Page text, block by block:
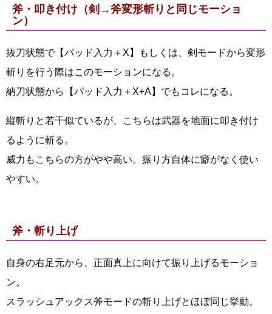
斧・叩き付け（剣→斧変形斬りと同じモーショ
ン）
抜刀状態で【パッド入力＋X】もしくは、剣モードから変形
斬りを行う際はこのモーションになる。
納刀状態から【パッド入力＋X+A】でもコレになる。
縦斬りと若干似ているが、こちらは武器を地面に叩き付け
るように斬る。
威力もこちらの方がやや高い。振り方自体に癖がなく使い
やすい。
斧・斬り上げ
自身の右足元から、正面真上に向けて振り上げるモーショ
ン。
スラッシュアックス斧モードの斬り上げとほぼ同じ挙動。